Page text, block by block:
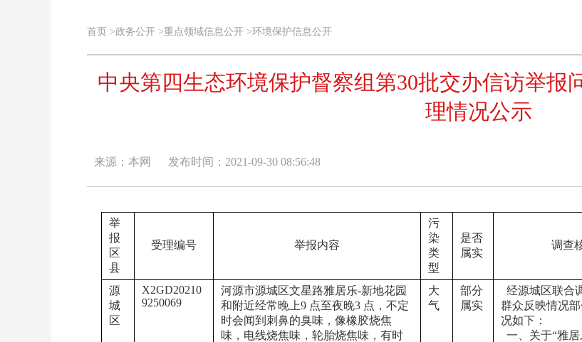
首页 >政务公开 >重点领域信息公开 >环境保护信息公开
中央第四生态环境保护督察组第30批交办信访举报
理情况公示
来源：本网 发布时间：2021-09-30 08:56:48
举
报
区
县
受理编号 举报内容
污
染
类
型
是否
属实
调查
源
城
区
X2GD20210
9250069
河源市源城区文星路雅居乐-新地花园
和附近经常晚上9 点至夜晚3 点，不定
时会闻到刺鼻的臭味，像橡胶烧焦
味，电线烧焦味，轮胎烧焦味，有时
大
气
部分
属实
经源城区联合
群众反映情况
况如下：
一、关于“雅